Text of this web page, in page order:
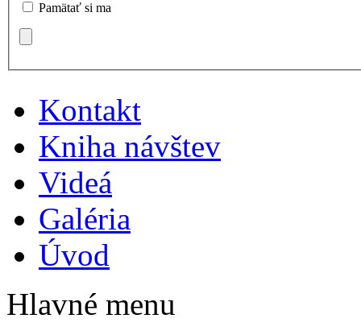
Pamätať si ma
Kontakt
Kniha návštev
Videá
Galéria
Úvod
Hlavné menu